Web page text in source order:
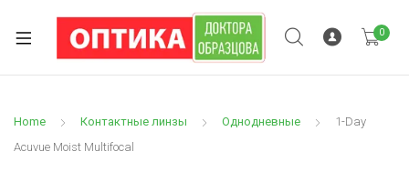
0
Home Контактные линзы Однодневные
1-Day
Acuvue Moist Multifocal